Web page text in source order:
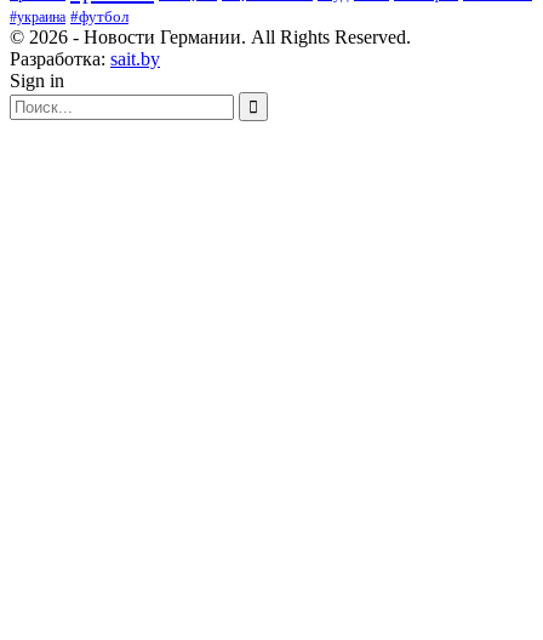
#украина #футбол
© 2026 - Новости Германии. All Rights Reserved.
Разработка: sait.by
Sign in